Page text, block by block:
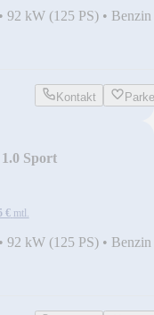
• 92 kW (125 PS) • Benzin
Kontakt
Sport
€ mtl.
• 92 kW (125 PS) • Benzin